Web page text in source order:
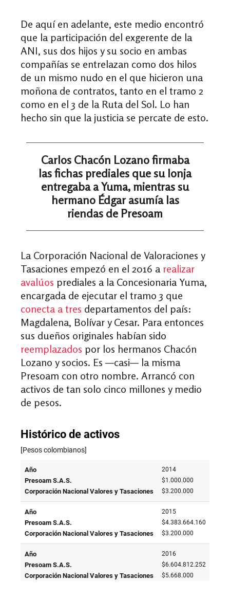
De aquí en adelante, este medio encontró
que la participación del exgerente de la
ANI, sus dos hijos y su socio en ambas
compañías se entrelazan como dos hilos
de un mismo nudo en el que hicieron una
moñona de contratos, tanto en el tramo 2
como en el 3 de la Ruta del Sol. Lo han
hecho sin que la justicia se percate de esto.
Carlos Chacón Lozano firmaba
las fichas prediales que su lonja
entregaba a Yuma, mientras su
hermano Édgar asumía las
riendas de Presoam
La Corporación Nacional de Valoraciones y
Tasaciones empezó en el 2016 a realizar
avalúos prediales a la Concesionaria Yuma,
encargada de ejecutar el tramo 3 que
conecta a tres departamentos del país:
Magdalena, Bolívar y Cesar. Para entonces
sus dueños originales habían sido
reemplazados por los hermanos Chacón
Lozano y socios. Es —casi— la misma
Presoam con otro nombre. Arrancó con
activos de tan solo cinco millones y medio
de pesos.